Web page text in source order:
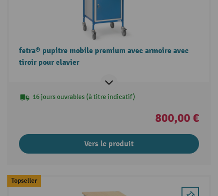
fetra® pupitre mobile premium avec armoire avec
tiroir pour clavier
16 jours ouvrables (à titre indicatif)
800,00 €
Vers le produit
Topseller